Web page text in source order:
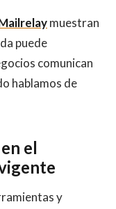
muestran
puede
comunican
hablamos de
el
y